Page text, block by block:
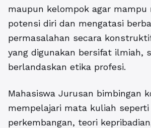
maupun kelompok agar mampu
potensi diri dan mengatasi
permasalahan secara
yang digunakan bersifat ilmiah,
berlandaskan etika profesi.
Mahasiswa Jurusan bimbingan
mempelajari mata kuliah
perkembangan, teori